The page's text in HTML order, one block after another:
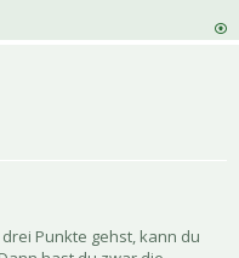
Punkte gehst, kann du